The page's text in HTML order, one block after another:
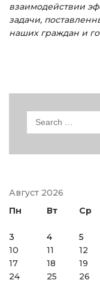
взаимодействии
задачи,
наших граждан и
Search
Август 2026
Пн
Вт Ср
3
4 5
10
11 12
17
18 19
24
25 26